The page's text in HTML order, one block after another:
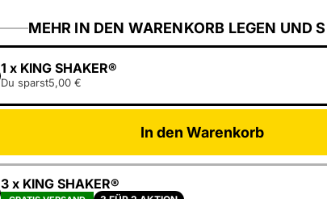
MEHR IN DEN WARENKORB LEGEN UND
1 x KING SHAKER®
Du sparst5,00 €
In den Warenkorb
3 x KING SHAKER®